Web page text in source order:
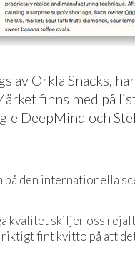
av Orkla Snacks,
finns med på
DeepMind och
den internationella
kvalitet skiljer oss
fint kvitto på att